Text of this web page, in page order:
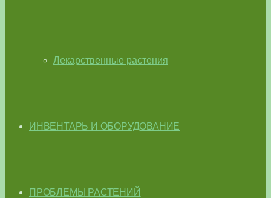
Лекарственные растения
ИНВЕНТАРЬ И ОБОРУДОВАНИЕ
ПРОБЛЕМЫ РАСТЕНИЙ